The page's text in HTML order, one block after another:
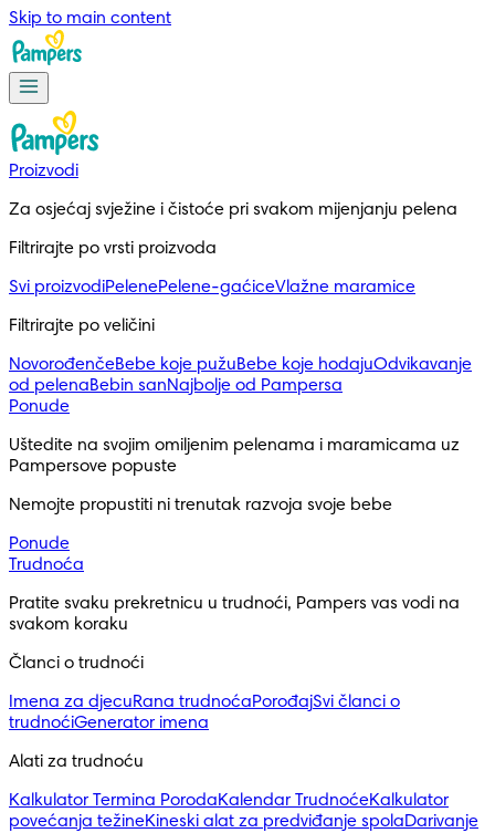
Skip to main content
Proizvodi
Za osjećaj svježine i čistoće pri svakom mijenjanju pelena
Filtrirajte po vrsti proizvoda
Svi proizvodiPelenePelene-gaćiceVlažne maramice
Filtrirajte po veličini
NovorođenčeBebe koje pužuBebe koje hodajuOdvikavanje
od pelenaBebin sanNajbolje od Pampersa
Ponude
Uštedite na svojim omiljenim pelenama i maramicama uz
Pampersove popuste
Nemojte propustiti ni trenutak razvoja svoje bebe
Ponude
Trudnoća
Pratite svaku prekretnicu u trudnoći, Pampers vas vodi na
svakom koraku
Članci o trudnoći
Imena za djecuRana trudnoćaPorođajSvi članci o
trudnoćiGenerator imena
Alati za trudnoću
Kalkulator Termina PorodaKalendar TrudnoćeKalkulator
povećanja težineKineski alat za predviđanje spolaDarivanje